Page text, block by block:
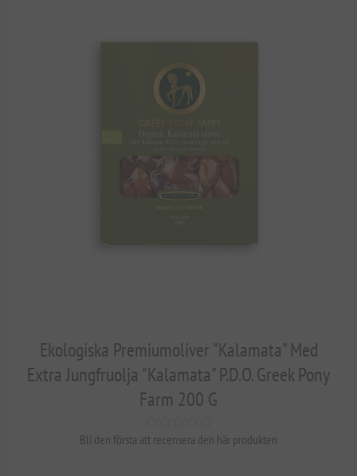
Ekologiska Premiumoliver "Kalamata" Med
Extra Jungfruolja "Kalamata" P.D.O. Greek Pony
Farm 200 G
Bli den första att recensera den här produkten